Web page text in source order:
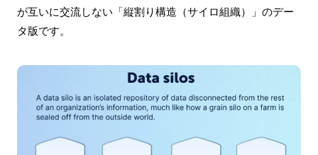
が互いに交流しない「縦割り構造（サイロ組織）」のデー
タ版です。